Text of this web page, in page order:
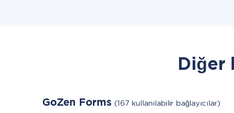
Diğer
GoZen Forms (167 kullanılabilir bağlayıcılar)